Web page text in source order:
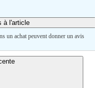
à l'article
un achat peuvent donner un avis